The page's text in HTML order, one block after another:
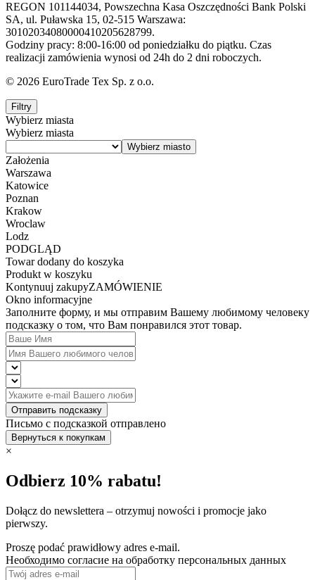
REGON 101144034, Powszechna Kasa Oszczędności Bank Polski
SA, ul. Puławska 15, 02-515 Warszawa:
30102034080000410205628799.
Godziny pracy: 8:00-16:00 od poniedziałku do piątku. Czas
realizacji zamówienia wynosi od 24h do 2 dni roboczych.
© 2026 EuroTrade Tex Sp. z o.o.
Filtry
Wybierz miasta
Wybierz miasta
Założenia
Warszawa
Katowice
Poznan
Krakow
Wroclaw
Lodz
PODGLĄD
Towar dodany do koszyka
Produkt w koszyku
Kontynuuj zakupyZAMÓWIENIE
Okno informacyjne
Заполните форму, и мы отправим Вашему любимому человеку
подсказку о том, что Вам понравился этот товар.
Отправить подсказку
Письмо с подсказкой отправлено
Вернуться к покупкам
×
Odbierz 10% rabatu!
Dołącz do newslettera – otrzymuj nowości i promocje jako
pierwszy.
Proszę podać prawidłowy adres e-mail.
Необходимо согласие на обработку персональных данных